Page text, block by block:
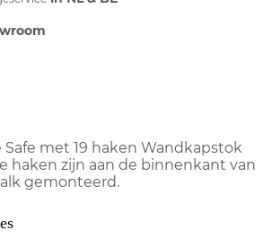
met 19 haken Wandkapstok
haken zijn aan de binnenkant van
gemonteerd.